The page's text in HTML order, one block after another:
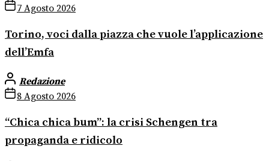
7 Agosto 2026
Torino, voci dalla piazza che vuole l’applicazione
dell’Emfa
Redazione
8 Agosto 2026
“Chica chica bum”: la crisi Schengen tra
propaganda e ridicolo